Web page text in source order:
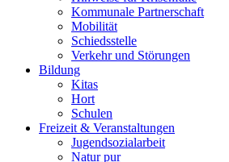
Kommunale Partnerschaft
Mobilität
Schiedsstelle
Verkehr und Störungen
Bildung
Kitas
Hort
Schulen
Freizeit & Veranstaltungen
Jugendsozialarbeit
Natur pur